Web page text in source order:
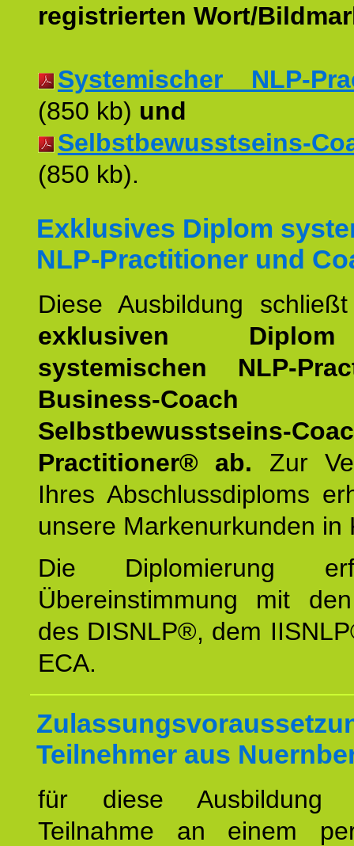
registrierten Wort/
Systemischer NLP-
(850 kb) und
Selbstbewusstseins-
(850 kb).
Exklusives Diplom
NLP-Practitioner und
Diese Ausbildung
exklusiven
systemischen NLP-
Business-Coach
Selbstbewusstseins-
Practitioner® ab. Zur
Ihres Abschlussdiploms
unsere Markenurkunden in
Die Diplomierung
Übereinstimmung mit
des DISNLP®, dem
ECA.
Teilnehmer aus
für diese
Teilnahme an einem